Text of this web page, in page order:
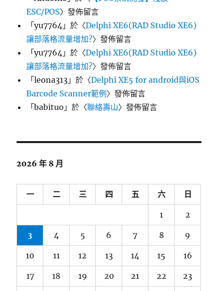
ESC/POS〉發佈留言
「yu7764 」於〈Delphi XE6(RAD Studio XE6)
讓部落格流量增加?〉發佈留言
「yu7764 」於〈Delphi XE6(RAD Studio XE6)
讓部落格流量增加?〉發佈留言
「leona313 」於〈Delphi XE5 for android與iOS
Barcode Scanner範例 〉發佈留言
「babituo 」於〈聯絡壽山〉發佈留言
2026 年 8 月
一 二 三 四 五 六 日
1 2
3 4 5 6 7 8 9
10 11 12 13 14 15 16
17 18 19 20 21 22 23